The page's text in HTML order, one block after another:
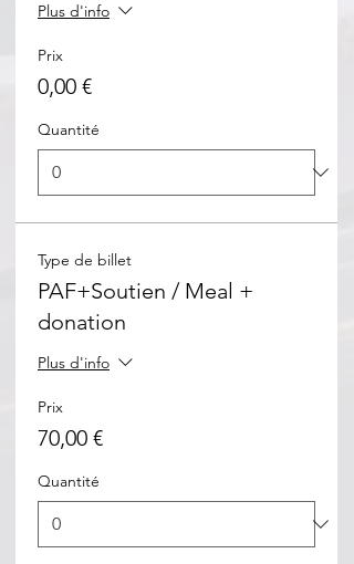
Plus d'info
Prix
0,00 €
Quantité
Type de billet
PAF+Soutien / Meal +
donation
Plus d'info
Prix
70,00 €
Quantité